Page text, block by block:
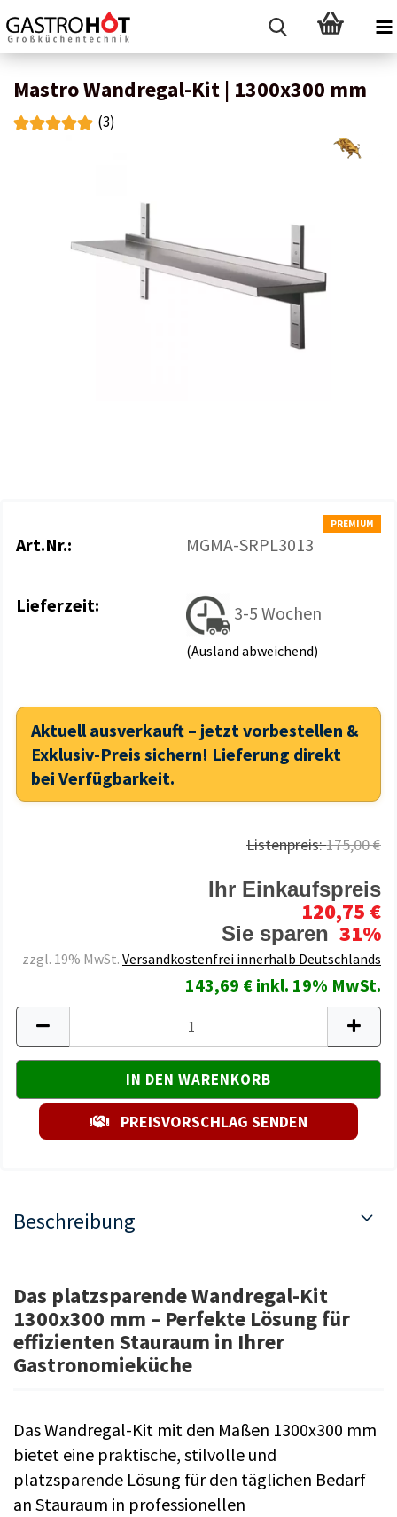
Mastro Wandregal-Kit | 1300x300 mm
(3)
PREMIUM
Art.Nr.: MGMA-SRPL3013
Lieferzeit: 3-5 Wochen
(Ausland abweichend)
Aktuell ausverkauft – jetzt vorbestellen &
Exklusiv-Preis sichern! Lieferung direkt
bei Verfügbarkeit.
Listenpreis:175,00 €
Ihr Einkaufspreis
120,75 €
Sie sparen 31%
zzgl. 19% MwSt. Versandkostenfrei innerhalb Deutschlands
143,69 € inkl. 19% MwSt.
PREISVORSCHLAG SENDEN
Beschreibung
Das platzsparende Wandregal-Kit
1300x300 mm – Perfekte Lösung für
effizienten Stauraum in Ihrer
Gastronomieküche
Das Wandregal-Kit mit den Maßen 1300x300 mm
bietet eine praktische, stilvolle und
platzsparende Lösung für den täglichen Bedarf
an Stauraum in professionellen